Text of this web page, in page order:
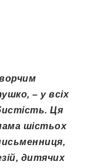
– у всіх
Ця
шістьох
дитячих